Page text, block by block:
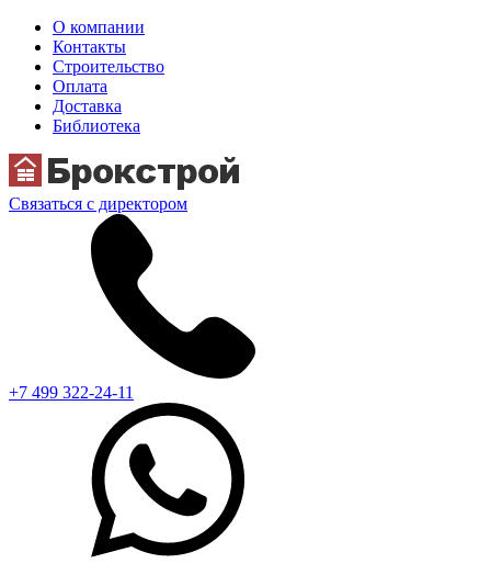
О компании
Контакты
Строительство
Оплата
Доставка
Библиотека
Связаться с директором
+7 499 322-24-11